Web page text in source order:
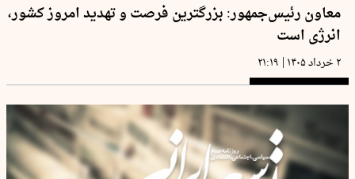
معاون رئیس‌جمهور: بزرگترین فرصت و تهدید امروز کشور،
انرژی است
۲ خرداد ۱۴۰۵ | ۲۱:۱۹